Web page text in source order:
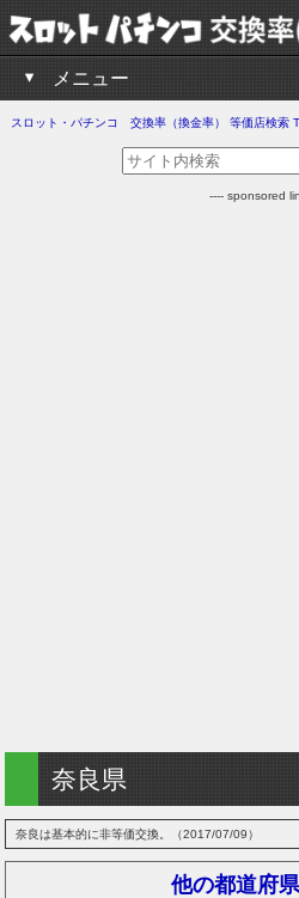
メニュー
スロット・パチンコ 交換率（換金率） 等価店検索
---- sponsored
奈良県
奈良は基本的に非等価交換。（2017/07/09）
他の都道府